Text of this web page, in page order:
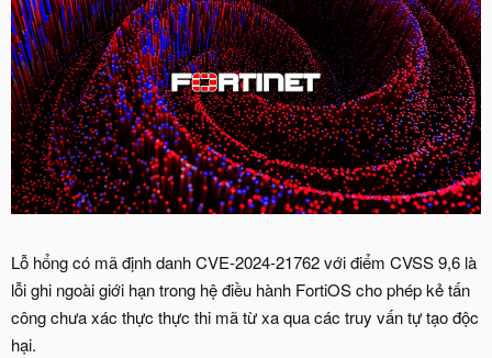
Lỗ hổng có mã định danh CVE-2024-21762 với điểm CVSS 9,6 là
lỗi ghi ngoài giới hạn trong hệ điều hành FortiOS cho phép kẻ tấn
công chưa xác thực thực thi mã từ xa qua các truy vấn tự tạo độc
hại.